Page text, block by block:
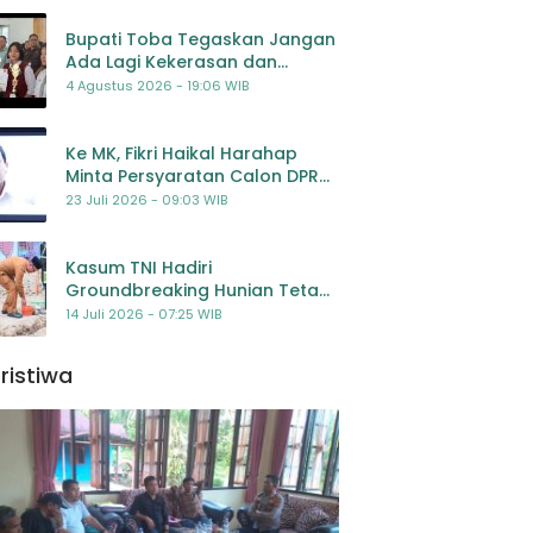
Bupati Toba Tegaskan Jangan
Ada Lagi Kekerasan dan
Bullying Terhadap Anak,
4 Agustus 2026 - 19:06 WIB
Ke MK, Fikri Haikal Harahap
Minta Persyaratan Calon DPR
Dilengkapi Penilaian
23 Juli 2026 - 09:03 WIB
Kasum TNI Hadiri
Groundbreaking Hunian Tetap
Pascabencana di
14 Juli 2026 - 07:25 WIB